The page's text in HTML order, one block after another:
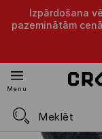
Izpārdošana
pazeminātām
Menu